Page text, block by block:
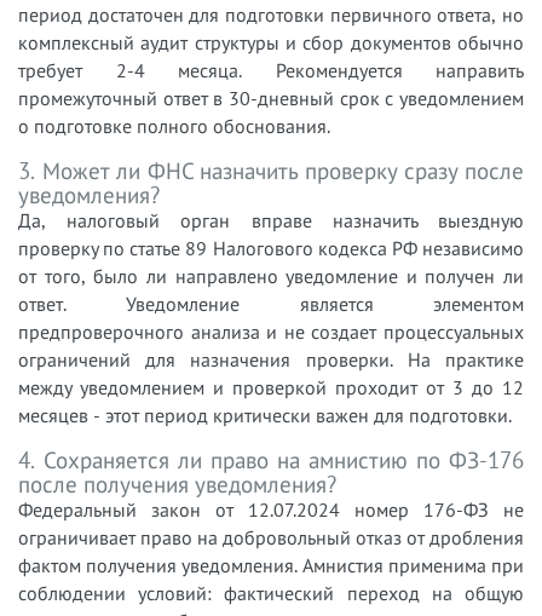
период достаточен для подготовки первичного ответа, но
комплексный аудит структуры и сбор документов обычно
требует 2-4 месяца. Рекомендуется направить
промежуточный ответ в 30-дневный срок с уведомлением
о подготовке полного обоснования.
3. Может ли ФНС назначить проверку сразу после
уведомления?
Да, налоговый орган вправе назначить выездную
проверку по статье 89 Налогового кодекса РФ независимо
от того, было ли направлено уведомление и получен ли
ответ. Уведомление является элементом
предпроверочного анализа и не создает процессуальных
ограничений для назначения проверки. На практике
между уведомлением и проверкой проходит от 3 до 12
месяцев - этот период критически важен для подготовки.
4. Сохраняется ли право на амнистию по ФЗ-176
после получения уведомления?
Федеральный закон от 12.07.2024 номер 176-ФЗ не
ограничивает право на добровольный отказ от дробления
фактом получения уведомления. Амнистия применима при
соблюдении условий: фактический переход на общую